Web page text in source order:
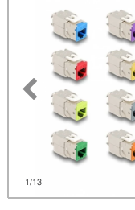
1/13